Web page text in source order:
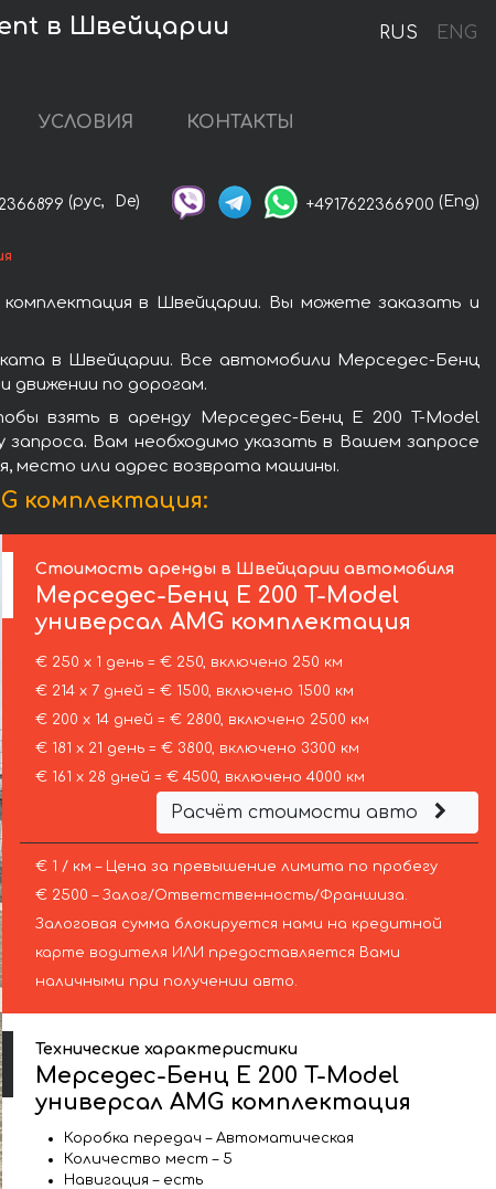
RUS ENG
в Швейцарии
УСЛОВИЯ КОНТАКТЫ
(рус, De) +4917622366900 (Eng)
в Швейцарии. Вы можете заказать и
в Швейцарии. Все автомобили Мерседес-Бенц
движении по дорогам.
взять в аренду Мерседес-Бенц E 200 T-Model
Вам необходимо указать в Вашем запросе
место или адрес возврата машины.
комплектация:
Стоимость аренды в Швейцарии автомобиля
Мерседес-Бенц E 200 T-Model
универсал AMG комплектация
€ 250 х 1 день = € 250, включено 250 км
€ 214 х 7 дней = € 1500, включено 1500 км
€ 200 х 14 дней = € 2800, включено 2500 км
€ 181 х 21 день = € 3800, включено 3300 км
€ 161 х 28 дней = € 4500, включено 4000 км
Расчёт стоимости авто
€ 1 / км – Цена за превышение лимита по пробегу
€ 2500 – Залог/Ответственность/Франшиза.
Залоговая сумма блокируется нами на кредитной
карте водителя ИЛИ предоставляется Вами
наличными при получении авто.
Технические характеристики
Мерседес-Бенц E 200 T-Model
универсал AMG комплектация
Коробка передач – Автоматическая
Количество мест – 5
Навигация – есть